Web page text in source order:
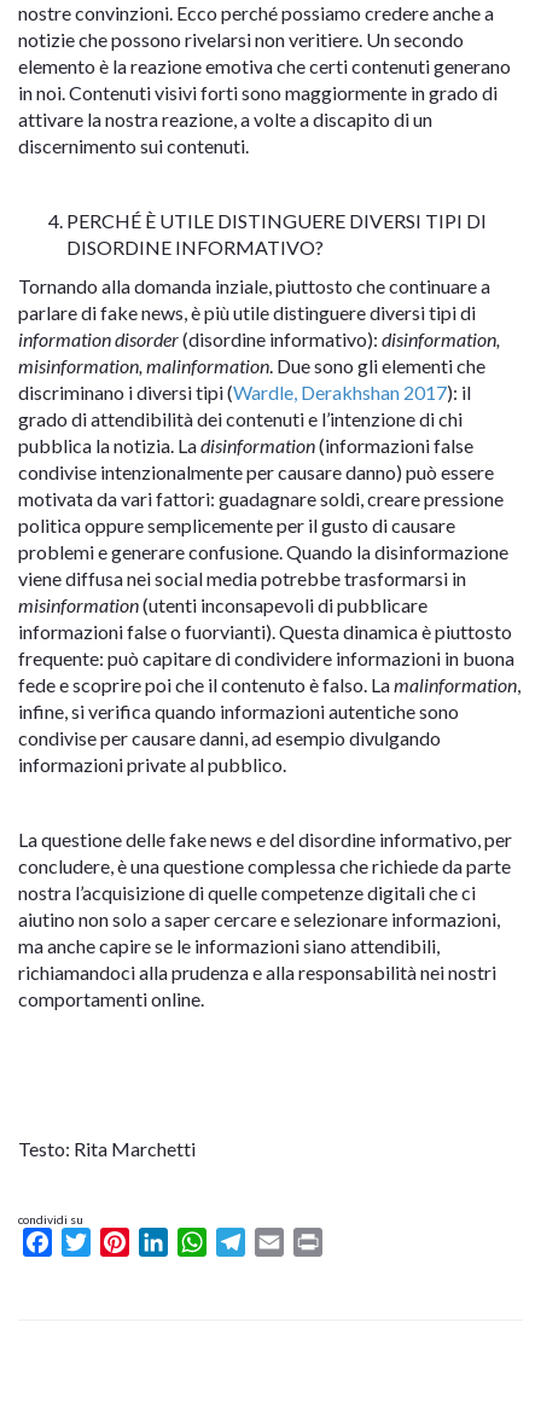
nostre convinzioni. Ecco perché possiamo credere anche a
notizie che possono rivelarsi non veritiere. Un secondo
elemento è la reazione emotiva che certi contenuti generano
in noi. Contenuti visivi forti sono maggiormente in grado di
attivare la nostra reazione, a volte a discapito di un
discernimento sui contenuti.
PERCHÉ È UTILE DISTINGUERE DIVERSI TIPI DI
DISORDINE INFORMATIVO?
Tornando alla domanda inziale, piuttosto che continuare a
parlare di fake news, è più utile distinguere diversi tipi di
information disorder(disordine informativo): disinformation,
misinformation, malinformation. Due sono gli elementi che
discriminano i diversi tipi (Wardle, Derakhshan 2017): il
grado di attendibilità dei contenuti e l’intenzione di chi
pubblica la notizia. Ladisinformation(informazioni false
condivise intenzionalmente per causare danno) può essere
motivata da vari fattori: guadagnare soldi, creare pressione
politica oppure semplicemente per il gusto di causare
problemi e generare confusione. Quando la disinformazione
viene diffusa nei social media potrebbe trasformarsi in
misinformation(utenti inconsapevoli di pubblicare
informazioni false o fuorvianti). Questa dinamica è piuttosto
frequente: può capitare di condividere informazioni in buona
fede e scoprire poi che il contenuto è falso. Lamalinformation,
infine, si verifica quando informazioni autentiche sono
condivise per causare danni, ad esempio divulgando
informazioni private al pubblico.
La questione delle fake news e del disordine informativo, per
concludere, è una questione complessa che richiede da parte
nostra l’acquisizione di quelle competenze digitali che ci
aiutino non solo a saper cercare e selezionare informazioni,
ma anche capire se le informazioni siano attendibili,
richiamandoci alla prudenza e alla responsabilità nei nostri
comportamenti online.
Testo: Rita Marchetti
condividi su
FacebookTwitterPinterestLinkedInWhatsAppTelegram
Email